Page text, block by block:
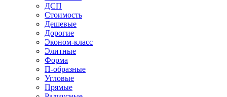
ДСП
Стоимость
Дешевые
Дорогие
Эконом-класс
Элитные
Форма
П-образные
Угловые
Прямые